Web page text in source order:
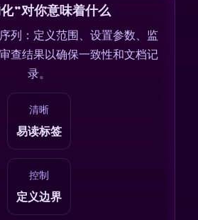
”对你意味着什么
列：定义范围、设置参数、监
查结果以确保一致性和文档记
录。
清晰
易读标签
控制
定义边界